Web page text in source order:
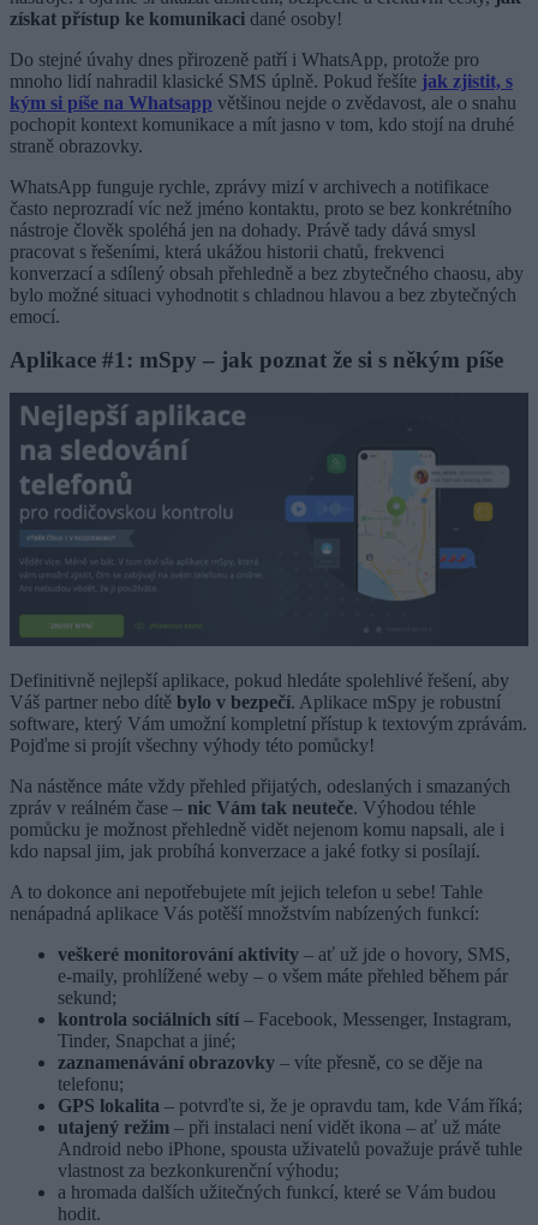
získat přístup ke komunikaci dané osoby!
Do stejné úvahy dnes přirozeně patří i WhatsApp, protože pro
mnoho lidí nahradil klasické SMS úplně. Pokud řešíte jak zjistit, s
kým si píše na Whatsapp většinou nejde o zvědavost, ale o snahu
pochopit kontext komunikace a mít jasno v tom, kdo stojí na druhé
straně obrazovky.
WhatsApp funguje rychle, zprávy mizí v archivech a notifikace
často neprozradí víc než jméno kontaktu, proto se bez konkrétního
nástroje člověk spoléhá jen na dohady. Právě tady dává smysl
pracovat s řešeními, která ukážou historii chatů, frekvenci
konverzací a sdílený obsah přehledně a bez zbytečného chaosu, aby
bylo možné situaci vyhodnotit s chladnou hlavou a bez zbytečných
emocí.
Aplikace #1: mSpy – jak poznat že si s někým píše
Definitivně nejlepší aplikace, pokud hledáte spolehlivé řešení, aby
Váš partner nebo dítě bylo v bezpečí. Aplikace mSpy je robustní
software, který Vám umožní kompletní přístup k textovým zprávám.
Pojďme si projít všechny výhody této pomůcky!
Na nástěnce máte vždy přehled přijatých, odeslaných i smazaných
zpráv v reálném čase – nic Vám tak neuteče. Výhodou téhle
pomůcku je možnost přehledně vidět nejenom komu napsali, ale i
kdo napsal jim, jak probíhá konverzace a jaké fotky si posílají.
A to dokonce ani nepotřebujete mít jejich telefon u sebe! Tahle
nenápadná aplikace Vás potěší množstvím nabízených funkcí:
veškeré monitorování aktivity – ať už jde o hovory, SMS,
e-maily, prohlížené weby – o všem máte přehled během pár
sekund;
kontrola sociálních sítí – Facebook, Messenger, Instagram,
Tinder, Snapchat a jiné;
zaznamenávání obrazovky – víte přesně, co se děje na
telefonu;
GPS lokalita – potvrďte si, že je opravdu tam, kde Vám říká;
utajený režim – při instalaci není vidět ikona – ať už máte
Android nebo iPhone, spousta uživatelů považuje právě tuhle
vlastnost za bezkonkurenční výhodu;
a hromada dalších užitečných funkcí, které se Vám budou
hodit.